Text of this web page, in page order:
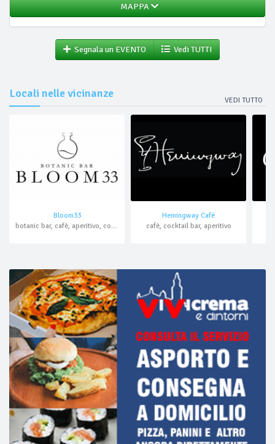
MAPPA
Segnala un EVENTO Vedi TUTTI
Locali nelle vicinanze
VEDI TUTTO
Bloom33
botanic bar, cafè, aperitivo, cocktail bar, asporto, domicilio
Hemingway Cafè
cafè, cocktail bar, aperitivo